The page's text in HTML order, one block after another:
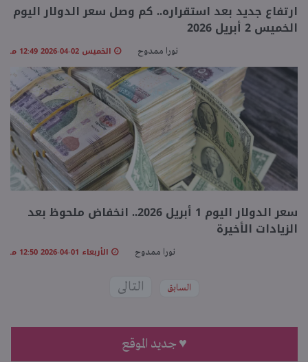
ارتفاع جديد بعد استقراره.. كم وصل سعر الدولار اليوم
الخميس 2 أبريل 2026
نورا ممدوح الخميس 02-04-2026 12:49 مـ
سعر الدولار اليوم 1 أبريل 2026.. انخفاض ملحوظ بعد
الزيادات الأخيرة
نورا ممدوح الأربعاء 01-04-2026 12:50 مـ
السابق التالى
♥ جديد الموقع